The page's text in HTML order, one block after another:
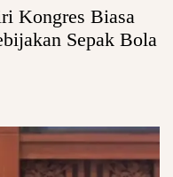
Kongres Biasa
Sepak Bola